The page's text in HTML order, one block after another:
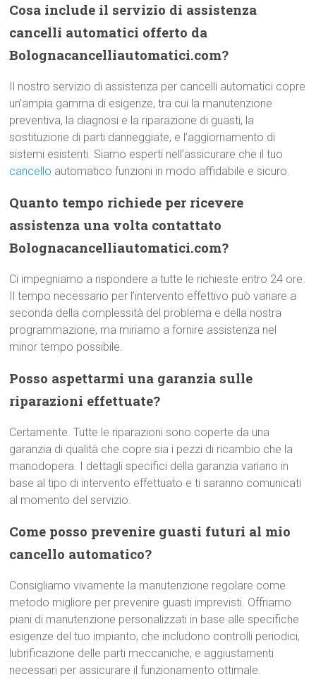
Cosa include il servizio di assistenza
cancelli automatici offerto da
Bolognacancelliautomatici.com?
Il nostro servizio di assistenza per cancelli automatici copre
un’ampia gamma di esigenze, tra cui la manutenzione
preventiva, la diagnosi e la riparazione di guasti, la
sostituzione di parti danneggiate, e l’aggiornamento di
sistemi esistenti. Siamo esperti nell’assicurare che il tuo
cancello automatico funzioni in modo affidabile e sicuro.
Quanto tempo richiede per ricevere
assistenza una volta contattato
Bolognacancelliautomatici.com?
Ci impegniamo a rispondere a tutte le richieste entro 24 ore.
Il tempo necessario per l’intervento effettivo può variare a
seconda della complessità del problema e della nostra
programmazione, ma miriamo a fornire assistenza nel
minor tempo possibile.
Posso aspettarmi una garanzia sulle
riparazioni effettuate?
Certamente. Tutte le riparazioni sono coperte da una
garanzia di qualità che copre sia i pezzi di ricambio che la
manodopera. I dettagli specifici della garanzia variano in
base al tipo di intervento effettuato e ti saranno comunicati
al momento del servizio.
Come posso prevenire guasti futuri al mio
cancello automatico?
Consigliamo vivamente la manutenzione regolare come
metodo migliore per prevenire guasti imprevisti. Offriamo
piani di manutenzione personalizzati in base alle specifiche
esigenze del tuo impianto, che includono controlli periodici,
lubrificazione delle parti meccaniche, e aggiustamenti
necessari per assicurare il funzionamento ottimale.